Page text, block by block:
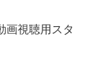
画視聴用スタ